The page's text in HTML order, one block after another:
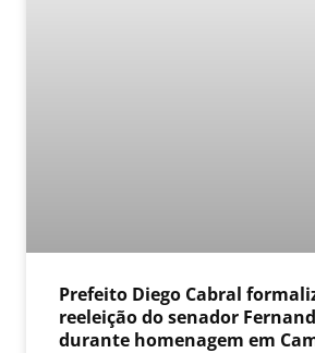
Prefeito Diego Cabral
reeleição do senador
durante homenagem em